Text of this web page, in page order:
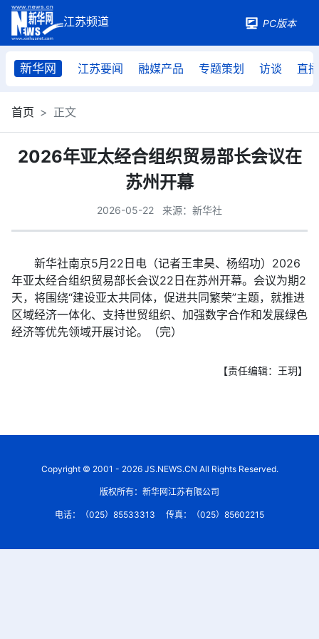
PC版本
新华网 江苏要闻 融媒产品 专题策划 访谈 直播
首页 正文
2026年亚太经合组织贸易部长会议在
苏州开幕
2026-05-22 来源：新华社
新华社南京5月22日电（记者王聿昊、杨绍功）2026
年亚太经合组织贸易部长会议22日在苏州开幕。会议为期2
天，将围绕“建设亚太共同体，促进共同繁荣”主题，就推进
区域经济一体化、支持世贸组织、加强数字合作和发展绿色
经济等优先领域开展讨论。（完）
【责任编辑：王玥】
Copyright © 2001 - 2026 JS.NEWS.CN All Rights Reserved.
版权所有：新华网江苏有限公司
电话：（025）85533313 传真：（025）85602215